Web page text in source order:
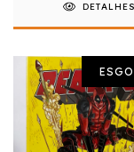
DETALHES